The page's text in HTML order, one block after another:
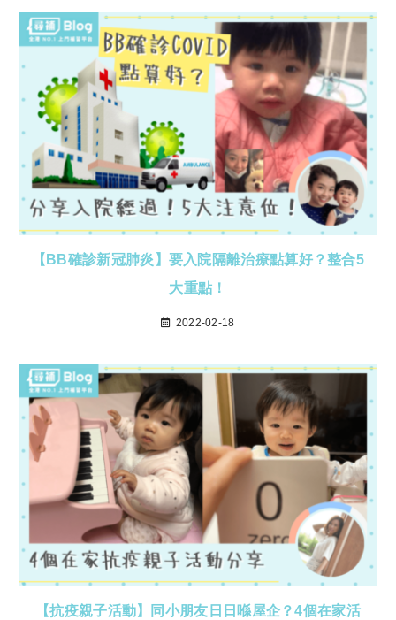
【BB確診新冠肺炎】要入院隔離治療點算好？整合5
大重點！
2022-02-18
【抗疫親子活動】同小朋友日日喺屋企？4個在家活